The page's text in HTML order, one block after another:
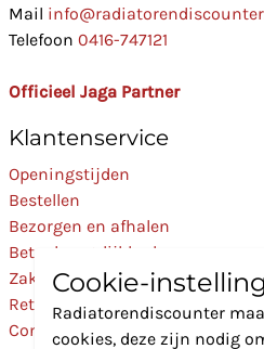
Mail
Telefoon 0416-747121
Officieel Jaga Partner
Klantenservice
Openingstijden
Bestellen
Bezorgen en afhalen
Betaalmogelijkheden
Zakelijk
Retourneren
Contact
Cookie-
Radiatorendiscounter
cookies, deze zijn nodig